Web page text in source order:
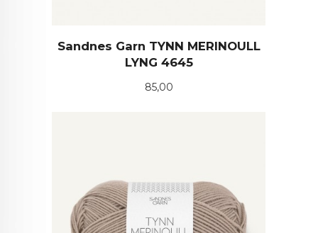
Sandnes Garn TYNN MERINOULL
LYNG 4645
Pris
85,00